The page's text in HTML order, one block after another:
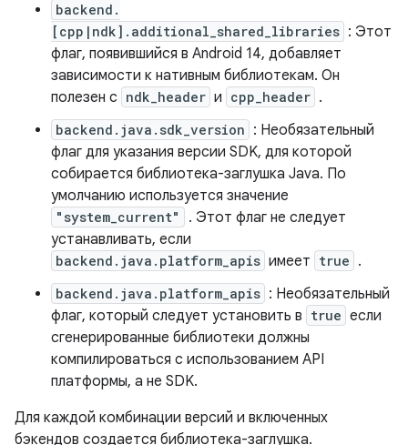
backend.
[cpp|ndk].additional_shared_libraries : Этот
флаг, появившийся в Android 14, добавляет
зависимости к нативным библиотекам. Он
полезен с ndk_header и cpp_header .
backend.java.sdk_version : Необязательный
флаг для указания версии SDK, для которой
собирается библиотека-заглушка Java. По
умолчанию используется значение
"system_current"
. Этот флаг не следует
устанавливать, если
backend.java.platform_apis имеет true .
backend.java.platform_apis : Необязательный
флаг, который следует установить в true если
сгенерированные библиотеки должны
компилироваться с использованием API
платформы, а не SDK.
Для каждой комбинации версий и включенных
бэкендов создается библиотека-заглушка.